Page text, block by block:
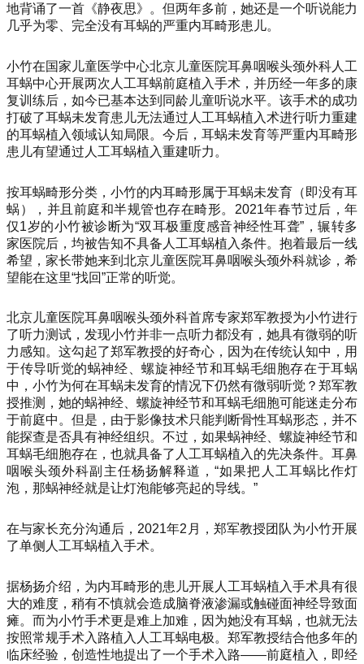
地背诵了一首《静夜思》。但两年多前，她还是一个听说能力
几乎为零、完全没有耳蜗的严重内耳畸形患儿。
小竹在国家儿童医学中心北京儿童医院耳鼻咽喉头颈外科人工
耳蜗中心开展两次人工耳蜗前庭植入手术，并历经一年多的康
复训练后，如今已基本达到同龄儿童听说水平。该手术的成功
打破了耳蜗未发育患儿无法通过人工耳蜗植入术进行听力重建
的耳蜗植入领域认知局限。今后，耳蜗未发育等严重内耳畸形
患儿有望通过人工耳蜗植入重建听力。
按耳蜗畸形分类，小竹的内耳畸形属于耳蜗未发育（即没有耳
蜗），并且前庭和半规管也存在畸形。2021年春节过后，年
仅1岁的小竹被诊断为“双耳极重度感音神经性耳聋”，辗转多
家医院后，均被告知不具备人工耳蜗植入条件。抱着最后一线
希望，家长带她来到北京儿童医院耳鼻咽喉头颈外科就诊，希
望能在这里“找回”正常的听觉。
北京儿童医院耳鼻咽喉头颈外科首席专家郑军教授为小竹进行
了听力测试，发现小竹并非一点听力都没有，她具有微弱的听
力感知。这勾起了郑军教授的好奇心，因为在传统认知中，用
于传导听觉的蜗神经、螺旋神经节和耳蜗毛细胞存在于耳蜗
中，小竹为何在耳蜗未发育的情况下仍然有微弱听觉？郑军教
授推测，她的蜗神经、螺旋神经节和耳蜗毛细胞可能迷走分布
于前庭中。但是，由于影像技术只能判断骨性耳蜗形态，并不
能探查是否具有神经组织。不过，如果蜗神经、螺旋神经节和
耳蜗毛细胞存在，也就具备了人工耳蜗植入的先决条件。耳鼻
咽喉头颈外科副主任杨扬解释道，“如果把人工耳蜗比作灯
泡，那蜗神经就是让灯泡能够亮起的导线。”
在与家长充分沟通后，2021年2月，郑军教授团队为小竹开展
了单侧人工耳蜗植入手术。
据杨扬介绍，为内耳畸形的患儿开展人工耳蜗植入手术具有很
大的难度，稍有不慎就会造成脑脊液渗漏或触碰面神经导致面
瘫。而为小竹手术更是难上加难，因为她没有耳蜗，也就无法
按照常规手术入路植入人工耳蜗电极。郑军教授结合他多年的
临床经验，创造性地提出了一个手术入路——前庭植入，即经